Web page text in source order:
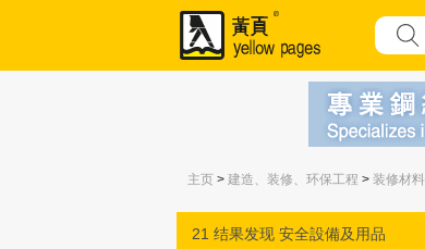
主页 > 建造、装修、环保工程 > 装修材料
21 结果发现 安全設備及用品